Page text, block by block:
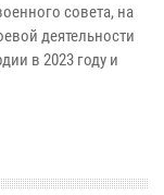
совета, на
деятельности
в 2023 году и